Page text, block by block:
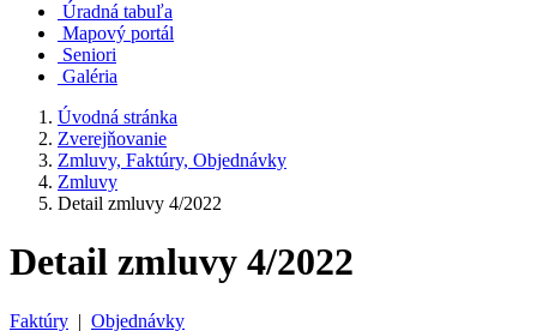
Úradná tabuľa
Mapový portál
Seniori
Galéria
Úvodná stránka
Zverejňovanie
Zmluvy, Faktúry, Objednávky
Zmluvy
Detail zmluvy 4/2022
Detail zmluvy 4/2022
Faktúry | Objednávky